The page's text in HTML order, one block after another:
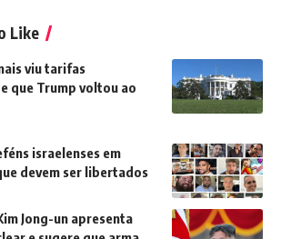
Like
viu tarifas
que Trump voltou ao
israelenses em
devem ser libertados
Jong-un apresenta